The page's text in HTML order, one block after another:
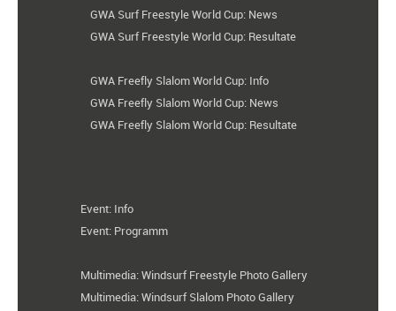
GWA Surf Freestyle World Cup: News
GWA Surf Freestyle World Cup: Resultate
GWA Freefly Slalom World Cup: Info
GWA Freefly Slalom World Cup: News
GWA Freefly Slalom World Cup: Resultate
Event: Info
Event: Programm
Multimedia: Windsurf Freestyle Photo Gallery
Multimedia: Windsurf Slalom Photo Gallery